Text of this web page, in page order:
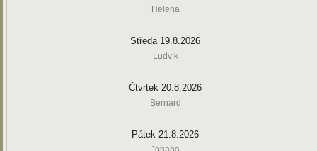
Helena
Středa 19.8.2026
Ludvík
Čtvrtek 20.8.2026
Bernard
Pátek 21.8.2026